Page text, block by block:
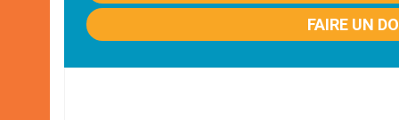
FAIRE UN